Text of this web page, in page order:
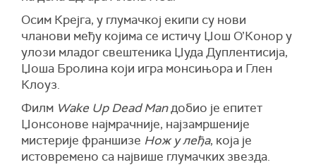
Осим Крејга, у глумачкој екипи су нови
чланови међу којима се истичу Џош О’Конор у
улози младог свештеника Џуда Дуплентисија,
Џоша Бролина који игра монсињора и Глен
Клоуз.
Филм Wake Up Dead Manдобио је епитет
Џонсонове најмрачније, најзамршеније
мистерије франшизе Нож у леђа, која је
истовремено са највише глумачких звезда.